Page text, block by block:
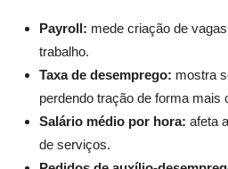
Payroll: mede criação de
trabalho.
Taxa de desemprego: mostra
perdendo tração de forma mais
Salário médio por hora: afeta
de serviços.